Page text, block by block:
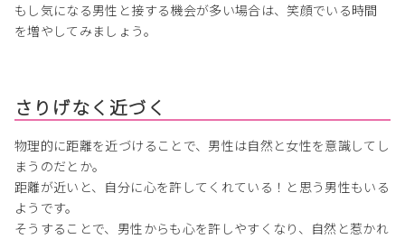
もし気になる男性と接する機会が多い場合は、笑顔でいる時間
を増やしてみましょう。
さりげなく近づく
物理的に距離を近づけることで、男性は自然と女性を意識してし
まうのだとか。
距離が近いと、自分に心を許してくれている！と思う男性もいる
ようです。
そうすることで、男性からも心を許しやすくなり、自然と惹かれ